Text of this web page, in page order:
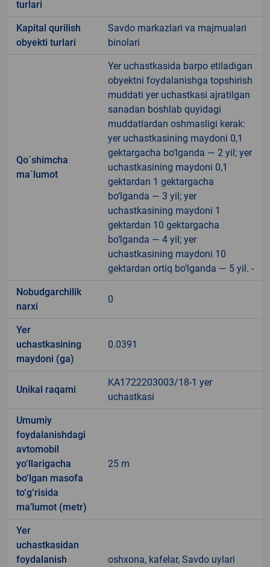
turlari
Kapital qurilish
obyekti turlari
Savdo markazlari va majmualari
binolari
Qo`shimcha
ma`lumot
Yer uchastkasida barpo etiladigan
obyektni foydalanishga topshirish
muddati yer uchastkasi ajratilgan
sanadan boshlab quyidagi
muddatlardan oshmasligi kerak:
yer uchastkasining maydoni 0,1
gektargacha bo‘lganda — 2 yil; yer
uchastkasining maydoni 0,1
gektardan 1 gektargacha
bo‘lganda — 3 yil; yer
uchastkasining maydoni 1
gektardan 10 gektargacha
bo‘lganda — 4 yil; yer
uchastkasining maydoni 10
gektardan ortiq bo‘lganda — 5 yil. -
Nobudgarchilik
narxi
0
Yer
uchastkasining
maydoni (ga)
0.0391
Unikal raqami
KA1722203003/18-1 yer
uchastkasi
Umumiy
foydalanishdagi
avtomobil
yo‘llarigacha
bo‘lgan masofa
to‘g‘risida
ma’lumot (metr)
25 m
Yer
uchastkasidan
foydalanish
oshxona, kafelar, Savdo uylari